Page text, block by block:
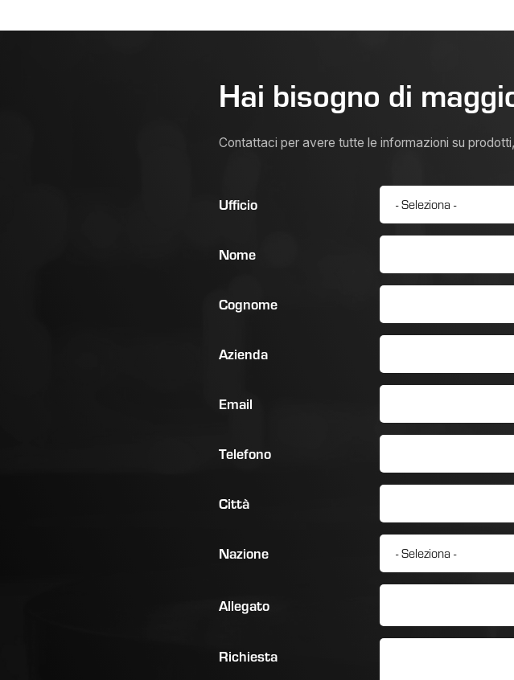
Hai bisogno di
Contattaci per avere tutte le informazioni su
Ufficio
Nome
Cognome
Azienda
Email
Telefono
Città
Nazione
Allegato
Richiesta